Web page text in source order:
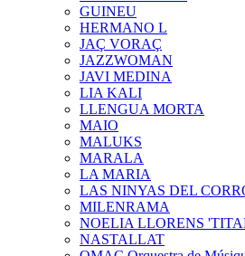
GUINEU
HERMANO L
JAÇ VORAÇ
JAZZWOMAN
JAVI MEDINA
LIA KALI
LLENGUA MORTA
MAIO
MALUKS
MARALA
LA MARIA
LAS NINYAS DEL
MILENRAMA
NOELIA LLORENS
NASTALLAT